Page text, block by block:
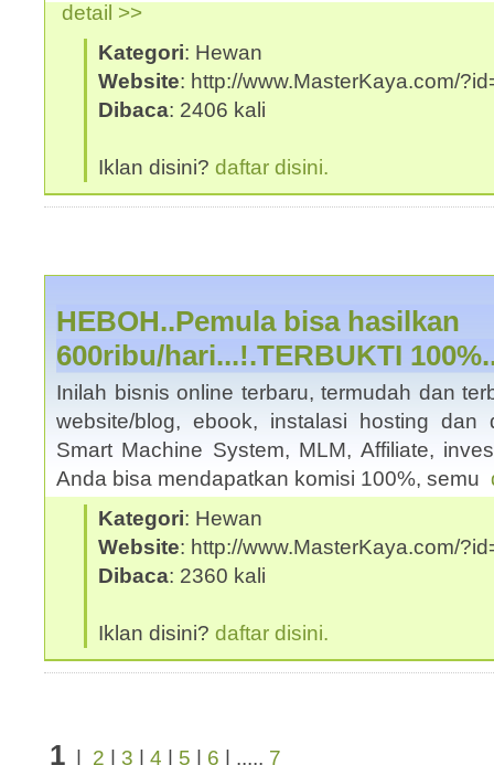
detail >>
Kategori: Hewan
Website: http://www.MasterKaya.com/
Dibaca: 2406 kali
Iklan disini? daftar disini.
HEBOH..Pemula bisa hasilkan
600ribu/hari...!.TERBUKTI
Inilah bisnis online terbaru, termudah dan
website/blog, ebook, instalasi hosting dan
Smart Machine System, MLM, Affiliate,
Anda bisa mendapatkan komisi 100%, semu
Kategori: Hewan
Website: http://www.MasterKaya.com/
Dibaca: 2360 kali
Iklan disini? daftar disini.
1 2 3 4 5 6 | ..... 7